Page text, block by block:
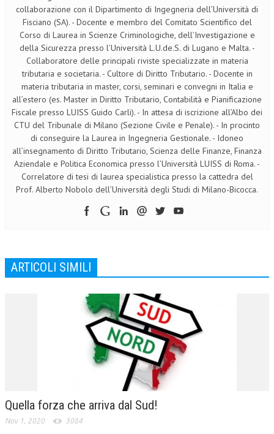
collaborazione con il Dipartimento di Ingegneria dell’Università di
Fisciano (SA). - Docente e membro del Comitato Scientifico del
Corso di Laurea in Scienze Criminologiche, dell’Investigazione e
della Sicurezza presso l’Università L.U.de.S. di Lugano e Malta. -
Collaboratore delle principali riviste specializzate in materia
tributaria e societaria. - Cultore di Diritto Tributario. - Docente in
materia tributaria in master, corsi, seminari e convegni in Italia e
all’estero (es. Master in Diritto Tributario, Contabilità e Pianificazione
Fiscale presso LUISS Guido Carli). - In attesa di iscrizione all’Albo dei
CTU del Tribunale di Milano (Sezione Civile e Penale). - In procinto
di conseguire la Laurea in Ingegneria Gestionale. - Idoneo
all’insegnamento di Diritto Tributario, Scienza delle Finanze, Finanza
Aziendale e Politica Economica presso l’Università LUISS di Roma. -
Correlatore di tesi di laurea specialistica presso la cattedra del
Prof. Alberto Nobolo dell’Università degli Studi di Milano-Bicocca.
ARTICOLI SIMILI
Quella forza che arriva dal Sud!
Nov 1, 2020 3084